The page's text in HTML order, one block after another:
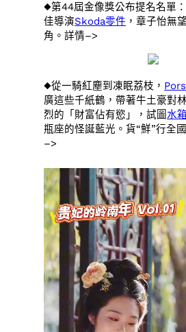
◆第44屆金像獎公布提名名單
佳導演Skoda零件 ，章子怡無
角。詳情–>
◆從一騎紅塵到凍眠荔枝，
廣這些千紙鶴，帶著牛土豪對
烈的「財富佔有慾」，試圖水
瓶座的怪誕藍光。貨“鮮”行全
–>